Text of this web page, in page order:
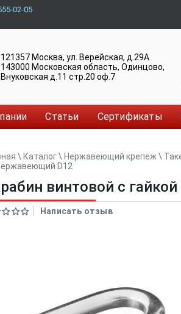
02-05
121357 Москва, ул. Верейская, д.29А
143000 Московская область, Одинцово,
Внуковская д.11 стр.20 оф.7
Статьи Сертификаты
\ Каталог\ Нержавеющий крепеж \
D12
винтовой с
Написать отзыв